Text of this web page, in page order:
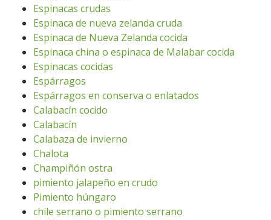
Espinacas crudas
Espinaca de nueva zelanda cruda
Espinaca de Nueva Zelanda cocida
Espinaca china o espinaca de Malabar cocida
Espinacas cocidas
Espárragos
Espárragos en conserva o enlatados
Calabacín cocido
Calabacín
Calabaza de invierno
Chalota
Champiñón ostra
pimiento jalapeño en crudo
Pimiento húngaro
chile serrano o pimiento serrano